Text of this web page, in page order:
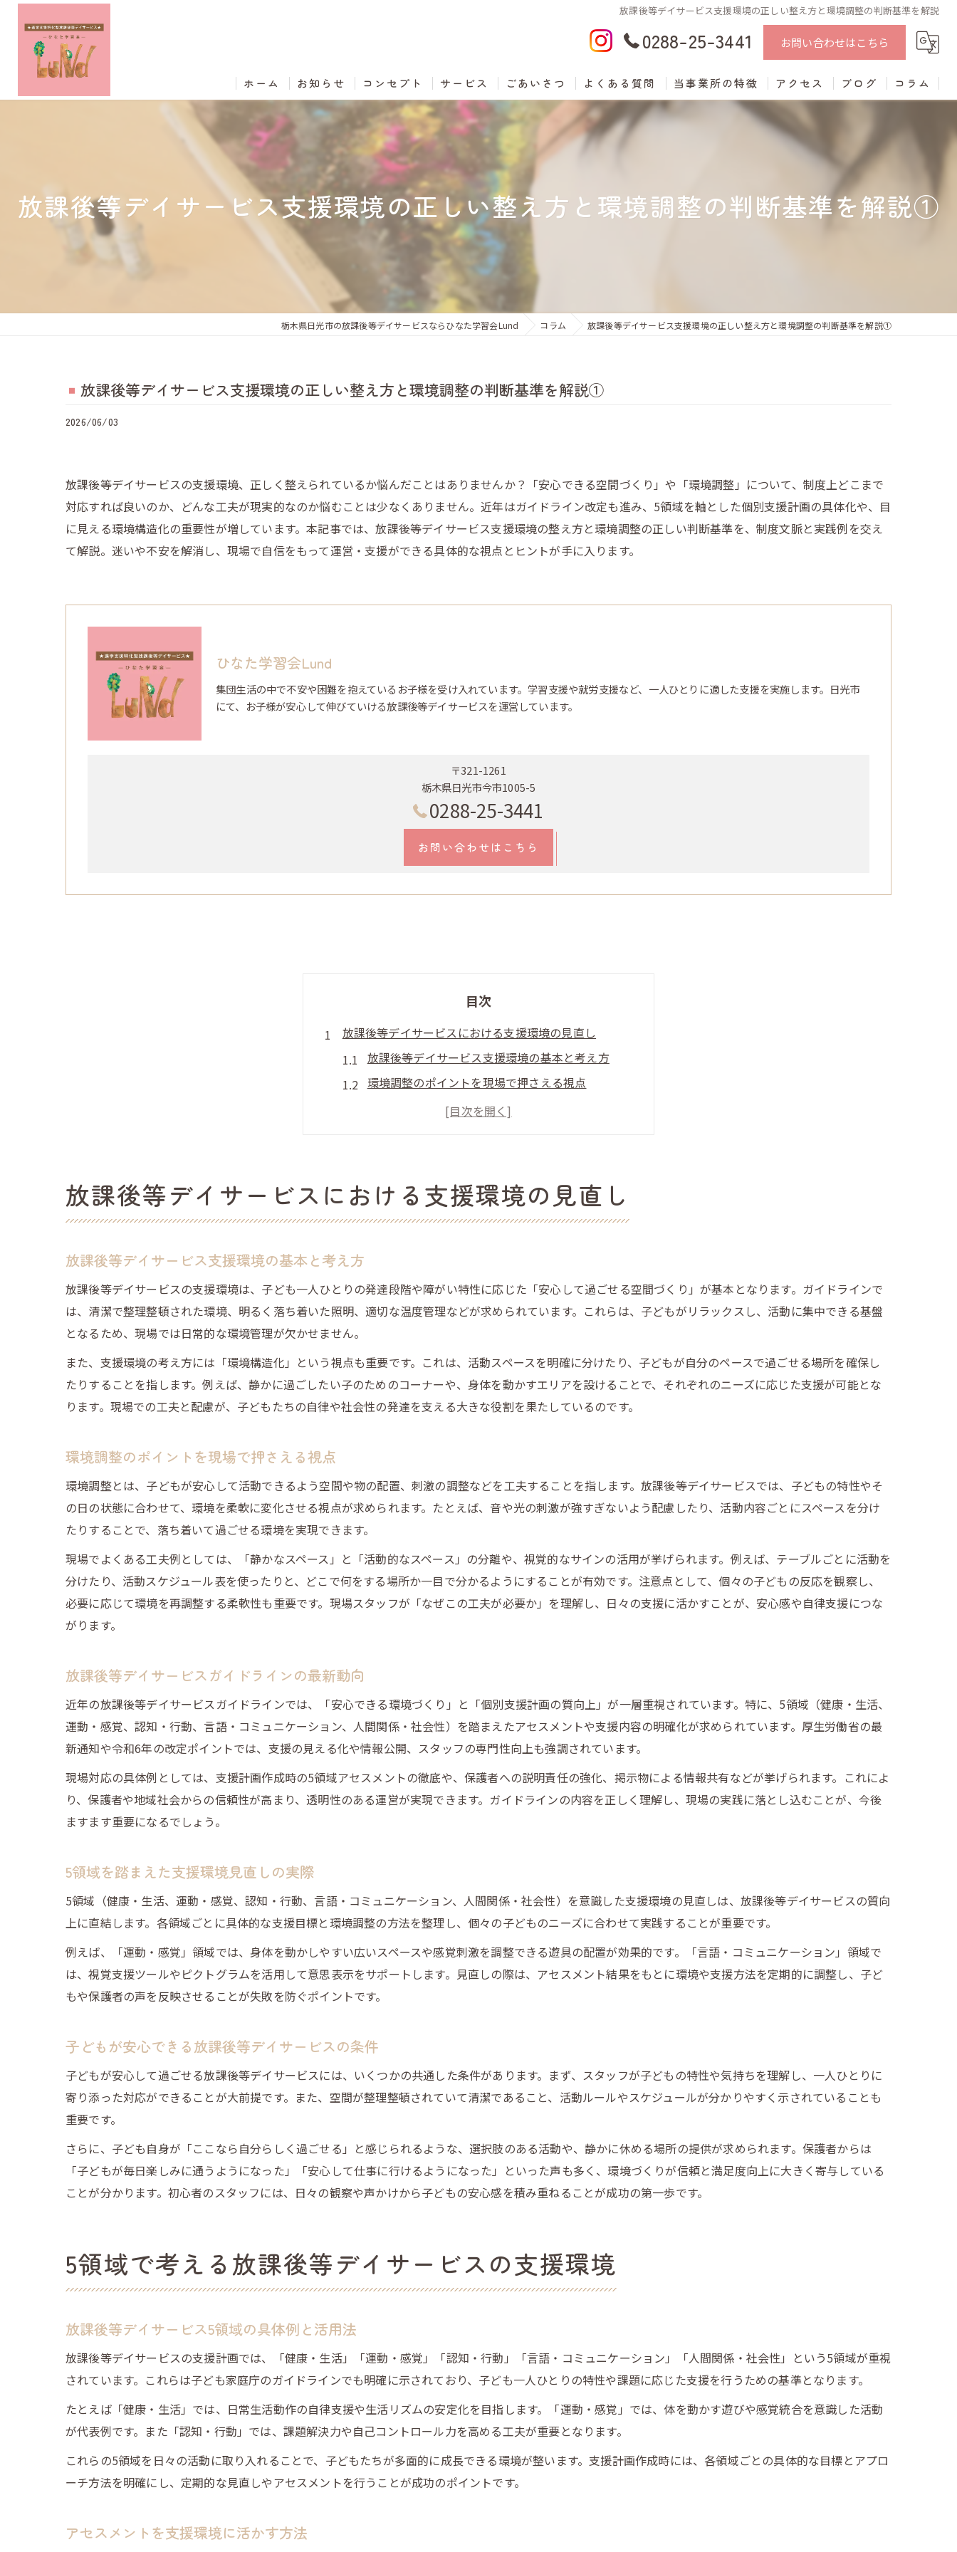
放課後等デイサービス支援環境の正しい整え方と環境調整の判断基準を解説
0288-25-3441 お問い合わせはこちら
ホーム お知らせ コンセプト サービス ごあいさつ よくある質問 当事業所の特徴
進学支援
アクセス ブログ コラム
放課後等デイサービス支援環境の正しい整え方と環境調整の判断基準を解説①
栃木県日光市の放課後等デイサービスならひなた学習会Lund コラム 放課後等デイサービス支援環境の正しい整え方と環境調整の判断基準を解説①
放課後等デイサービス支援環境の正しい整え方と環境調整の判断基準を解説①
2026/06/03
放課後等デイサービスの支援環境、正しく整えられているか悩んだことはありませんか？「安心できる空間づくり」や「環境調整」について、制度上どこまで
対応すれば良いのか、どんな工夫が現実的なのか悩むことは少なくありません。近年はガイドライン改定も進み、5領域を軸とした個別支援計画の具体化や、目
に見える環境構造化の重要性が増しています。本記事では、放課後等デイサービス支援環境の整え方と環境調整の正しい判断基準を、制度文脈と実践例を交え
て解説。迷いや不安を解消し、現場で自信をもって運営・支援ができる具体的な視点とヒントが手に入ります。
ひなた学習会Lund
集団生活の中で不安や困難を抱えているお子様を受け入れています。学習支援や就労支援など、一人ひとりに適した支援を実施します。日光市
にて、お子様が安心して伸びていける放課後等デイサービスを運営しています。
〒321-1261
栃木県日光市今市1005-5
0288-25-3441
お問い合わせはこちら
目次
放課後等デイサービスにおける支援環境の見直し
放課後等デイサービス支援環境の基本と考え方
環境調整のポイントを現場で押さえる視点
放課後等デイサービスガイドラインの最新動向
5領域で考える放課後等デイサービスの支援環境
放課後等デイサービス5領域の具体例と活用法
現場で使える環境調整具体例の紹介
支援内容に合わせた放課後等デイサービス環境調整
子どもが安心できる支援環境の工夫ポイント
子どもが安心できる放課後等デイサービスの工夫
支援環境で配慮したい視覚的・空間的要素
放課後等デイサービスの静養スペース活用術
放課後等デイサービスにおける支援環境の見直し
放課後等デイサービス支援環境の基本と考え方
放課後等デイサービスの支援環境は、子ども一人ひとりの発達段階や障がい特性に応じた「安心して過ごせる空間づくり」が基本となります。ガイドラインで
は、清潔で整理整頓された環境、明るく落ち着いた照明、適切な温度管理などが求められています。これらは、子どもがリラックスし、活動に集中できる基盤
となるため、現場では日常的な環境管理が欠かせません。
また、支援環境の考え方には「環境構造化」という視点も重要です。これは、活動スペースを明確に分けたり、子どもが自分のペースで過ごせる場所を確保し
たりすることを指します。例えば、静かに過ごしたい子のためのコーナーや、身体を動かすエリアを設けることで、それぞれのニーズに応じた支援が可能とな
ります。現場での工夫と配慮が、子どもたちの自律や社会性の発達を支える大きな役割を果たしているのです。
環境調整のポイントを現場で押さえる視点
環境調整とは、子どもが安心して活動できるよう空間や物の配置、刺激の調整などを工夫することを指します。放課後等デイサービスでは、子どもの特性やそ
の日の状態に合わせて、環境を柔軟に変化させる視点が求められます。たとえば、音や光の刺激が強すぎないよう配慮したり、活動内容ごとにスペースを分け
たりすることで、落ち着いて過ごせる環境を実現できます。
現場でよくある工夫例としては、「静かなスペース」と「活動的なスペース」の分離や、視覚的なサインの活用が挙げられます。例えば、テーブルごとに活動を
分けたり、活動スケジュール表を使ったりと、どこで何をする場所か一目で分かるようにすることが有効です。注意点として、個々の子どもの反応を観察し、
必要に応じて環境を再調整する柔軟性も重要です。現場スタッフが「なぜこの工夫が必要か」を理解し、日々の支援に活かすことが、安心感や自律支援につな
がります。
放課後等デイサービスガイドラインの最新動向
近年の放課後等デイサービスガイドラインでは、「安心できる環境づくり」と「個別支援計画の質向上」が一層重視されています。特に、5領域（健康・生活、
運動・感覚、認知・行動、言語・コミュニケーション、人間関係・社会性）を踏まえたアセスメントや支援内容の明確化が求められています。厚生労働省の最
新通知や令和6年の改定ポイントでは、支援の見える化や情報公開、スタッフの専門性向上も強調されています。
現場対応の具体例としては、支援計画作成時の5領域アセスメントの徹底や、保護者への説明責任の強化、掲示物による情報共有などが挙げられます。これによ
り、保護者や地域社会からの信頼性が高まり、透明性のある運営が実現できます。ガイドラインの内容を正しく理解し、現場の実践に落とし込むことが、今後
ますます重要になるでしょう。
5領域を踏まえた支援環境見直しの実際
5領域（健康・生活、運動・感覚、認知・行動、言語・コミュニケーション、人間関係・社会性）を意識した支援環境の見直しは、放課後等デイサービスの質向
上に直結します。各領域ごとに具体的な支援目標と環境調整の方法を整理し、個々の子どものニーズに合わせて実践することが重要です。
例えば、「運動・感覚」領域では、身体を動かしやすい広いスペースや感覚刺激を調整できる遊具の配置が効果的です。「言語・コミュニケーション」領域で
は、視覚支援ツールやピクトグラムを活用して意思表示をサポートします。見直しの際は、アセスメント結果をもとに環境や支援方法を定期的に調整し、子ど
もや保護者の声を反映させることが失敗を防ぐポイントです。
子どもが安心できる放課後等デイサービスの条件
子どもが安心して過ごせる放課後等デイサービスには、いくつかの共通した条件があります。まず、スタッフが子どもの特性や気持ちを理解し、一人ひとりに
寄り添った対応ができることが大前提です。また、空間が整理整頓されていて清潔であること、活動ルールやスケジュールが分かりやすく示されていることも
重要です。
さらに、子ども自身が「ここなら自分らしく過ごせる」と感じられるような、選択肢のある活動や、静かに休める場所の提供が求められます。保護者からは
「子どもが毎日楽しみに通うようになった」「安心して仕事に行けるようになった」といった声も多く、環境づくりが信頼と満足度向上に大きく寄与している
ことが分かります。初心者のスタッフには、日々の観察や声かけから子どもの安心感を積み重ねることが成功の第一歩です。
5領域で考える放課後等デイサービスの支援環境
放課後等デイサービス5領域の具体例と活用法
放課後等デイサービスの支援計画では、「健康・生活」「運動・感覚」「認知・行動」「言語・コミュニケーション」「人間関係・社会性」という5領域が重視
されています。これらは子ども家庭庁のガイドラインでも明確に示されており、子ども一人ひとりの特性や課題に応じた支援を行うための基準となります。
たとえば「健康・生活」では、日常生活動作の自律支援や生活リズムの安定化を目指します。「運動・感覚」では、体を動かす遊びや感覚統合を意識した活動
が代表例です。また「認知・行動」では、課題解決力や自己コントロール力を高める工夫が重要となります。
これらの5領域を日々の活動に取り入れることで、子どもたちが多面的に成長できる環境が整います。支援計画作成時には、各領域ごとの具体的な目標とアプロ
ーチ方法を明確にし、定期的な見直しやアセスメントを行うことが成功のポイントです。
アセスメントを支援環境に活かす方法